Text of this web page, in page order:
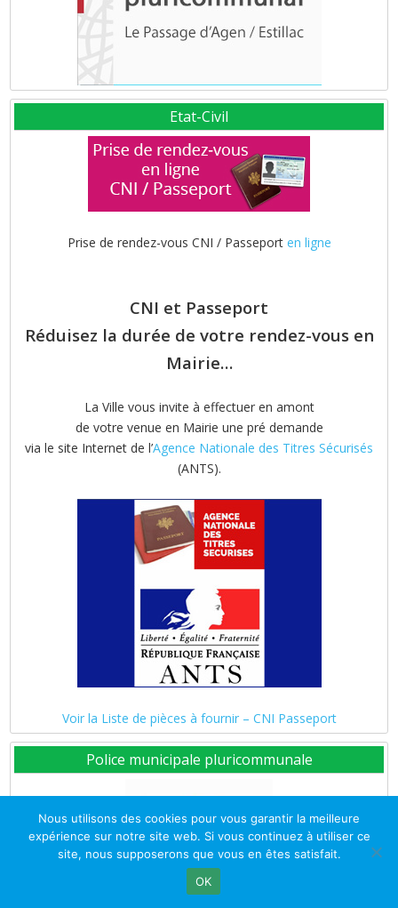
Etat-Civil
Prise de rendez-vous CNI / Passeport en ligne
CNI et Passeport
Réduisez la durée de votre rendez-vous en
Mairie…
La Ville vous invite à effectuer en amont
de votre venue en Mairie une pré demande
via le site Internet de l’Agence Nationale des Titres Sécurisés
(ANTS).
Voir la Liste de pièces à fournir – CNI Passeport
Police municipale pluricommunale
Nous utilisons des cookies pour vous garantir la meilleure
expérience sur notre site web. Si vous continuez à utiliser ce
site, nous supposerons que vous en êtes satisfait.
OK